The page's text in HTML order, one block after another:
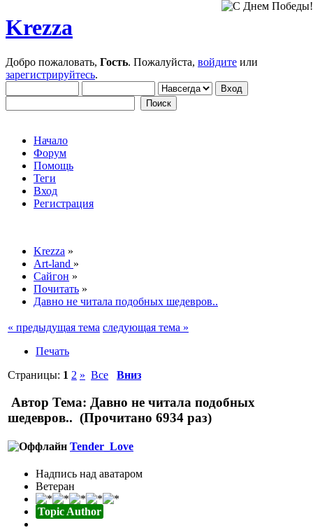
Krezza
Добро пожаловать, Гость. Пожалуйста, войдите или
зарегистрируйтесь.
Начало
Форум
Помощь
Теги
Вход
Регистрация
Krezza »
Art-land »
Сайгон »
Почитать »
Давно не читала подобных шедевров..
« предыдущая тема следующая тема »
Печать
Страницы: 1 2 » Все Вниз
Автор Тема: Давно не читала подобных
шедевров.. (Прочитано 6934 раз)
Tender_Love
Надпись над аватаром
Ветеран
Topic Author